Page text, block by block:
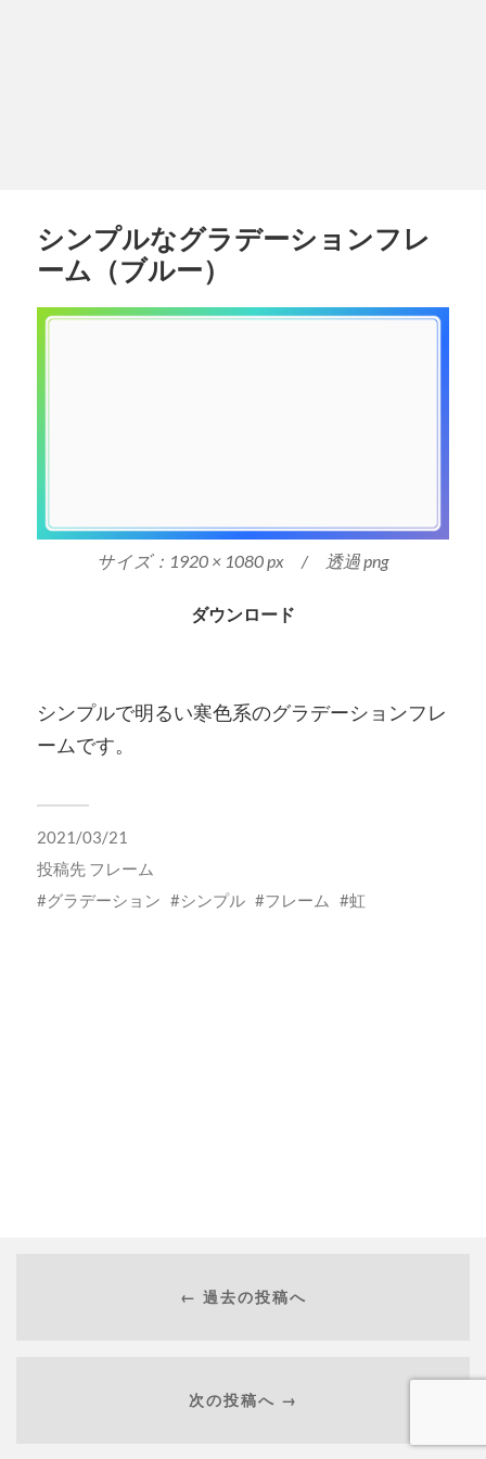
シンプルなグラデーションフレ
ーム（ブルー）
サイズ：1920 × 1080 px / 透過 png
ダウンロード
シンプルで明るい寒色系のグラデーションフレ
ームです。
2021/03/21
投稿先 フレーム
グラデーション
シンプル フレーム 虹
← 過去の投稿へ
次の投稿へ →